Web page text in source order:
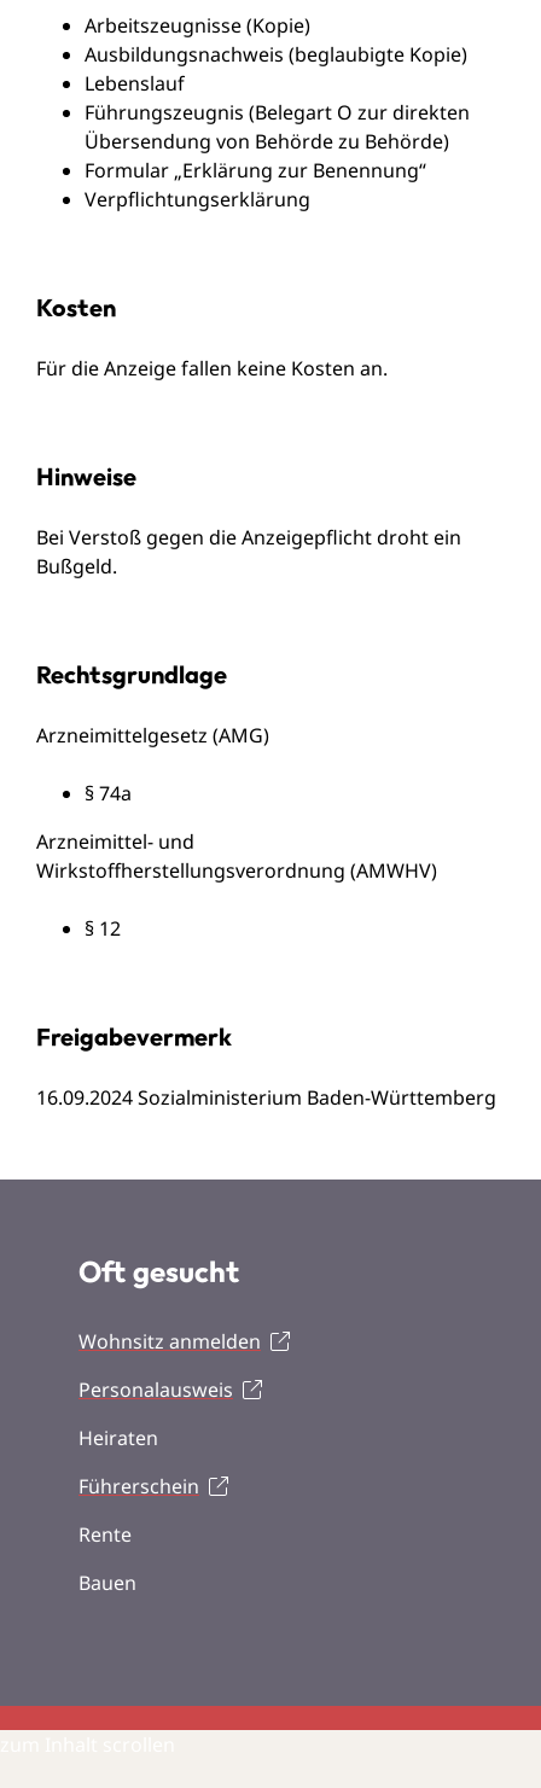
Arbeitszeugnisse (Kopie)
Ausbildungsnachweis (beglaubigte Kopie)
Lebenslauf
Führungszeugnis (Belegart O zur direkten
Übersendung von Behörde zu Behörde)
Formular „Erklärung zur Benennung“
Verpflichtungserklärung
Kosten
Für die Anzeige fallen keine Kosten an.
Hinweise
Bei Verstoß gegen die Anzeigepflicht droht ein
Bußgeld.
Rechtsgrundlage
Arzneimittelgesetz (AMG)
§ 74a
Arzneimittel- und
Wirkstoffherstellungsverordnung (AMWHV)
§ 12
Freigabevermerk
16.09.2024 Sozialministerium Baden-Württemberg
Oft gesucht
Wohnsitz anmelden
Personalausweis
Heiraten
Führerschein
Rente
Bauen